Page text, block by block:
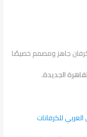
جاهز ومصمم خصيصًا
الجديدة.
للكرفانات